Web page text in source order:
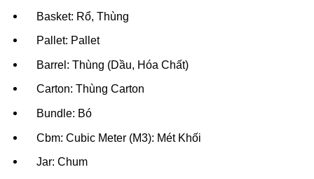
Basket: Rổ, Thùng
Pallet: Pallet
Barrel: Thùng (Dầu, Hóa Chất)
Carton: Thùng Carton
Bundle: Bó
Cbm: Cubic Meter (M3): Mét Khối
Jar: Chum